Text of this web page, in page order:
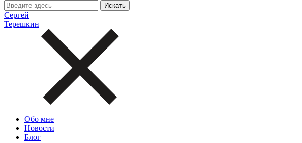
Сергей
Терешкин
Обо мне
Новости
Блог